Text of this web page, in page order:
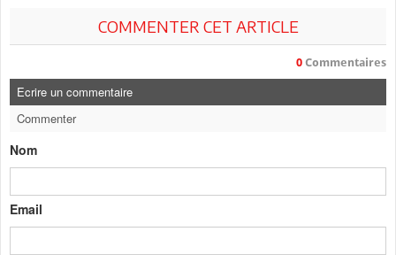
COMMENTER CET ARTICLE
0 Commentaires
Ecrire un commentaire
Commenter
Nom
Email